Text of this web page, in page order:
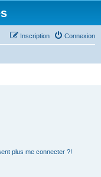
Connexion
Inscription
plus me connecter ?!